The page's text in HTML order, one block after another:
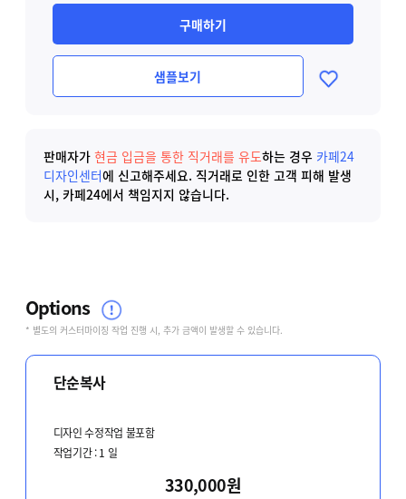
Options
* 별도의 커스터마이징 작업 진행 시, 추가 금액이 발생할 수 있습니다.
단순복사
디자인 수정작업 불포함
작업기간 :1 일
330,000원
구매하기
샘플보기
판매자가 현금 입금을 통한 직거래를 유도하는 경우 카페24
디자인센터에 신고해주세요. 직거래로 인한 고객 피해 발생
시, 카페24에서 책임지지 않습니다.